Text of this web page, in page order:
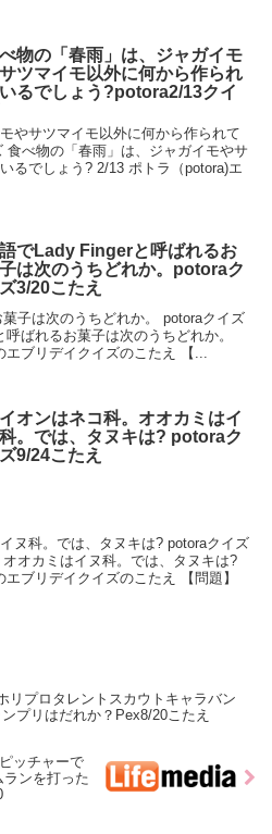
物の「春雨」は、ジャガイモ
ツマイモ以外に何から作られ
るでしょう?potora2/13クイ
やサツマイモ以外に何から作られて
食べ物の「春雨」は、ジャガイモやサ
るでしょう? 2/13 ポトラ（potora)エ
でLady Fingerと呼ばれるお
は次のうちどれか。potoraク
3/20こたえ
子は次のうちどれか。 potoraクイズ
ばれるお菓子は次のうちどれか。
ブリデイクイズのこたえ 【...
オンはネコ科。オオカミはイ
。では、タヌキは? potoraク
9/24こたえ
ヌ科。では、タヌキは? potoraクイズ
オカミはイヌ科。では、タヌキは?
ブリデイクイズのこたえ 【問題】
リプロタレントスカウトキャラバン
プリはだれか？Pex8/20こたえ
ッチャーで
ンを打った